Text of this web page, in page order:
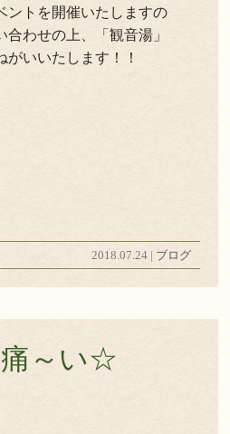
ントを開催いたしますの
わせの上、「観音湯」
いいたします！！
2018.07.24 | ブログ
～い☆